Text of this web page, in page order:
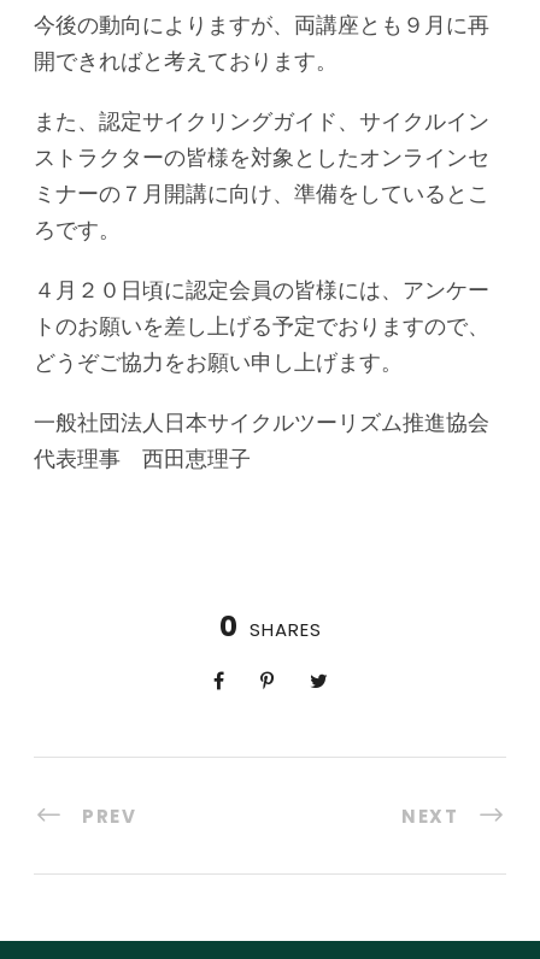
今後の動向によりますが、両講座とも９月に再
開できればと考えております。
また、認定サイクリングガイド、サイクルイン
ストラクターの皆様を対象としたオンラインセ
ミナーの７月開講に向け、準備をしているとこ
ろです。
４月２０日頃に認定会員の皆様には、アンケー
トのお願いを差し上げる予定でおりますので、
どうぞご協力をお願い申し上げます。
一般社団法人日本サイクルツーリズム推進協会
代表理事 西田恵理子
0 SHARES
PREV NEXT